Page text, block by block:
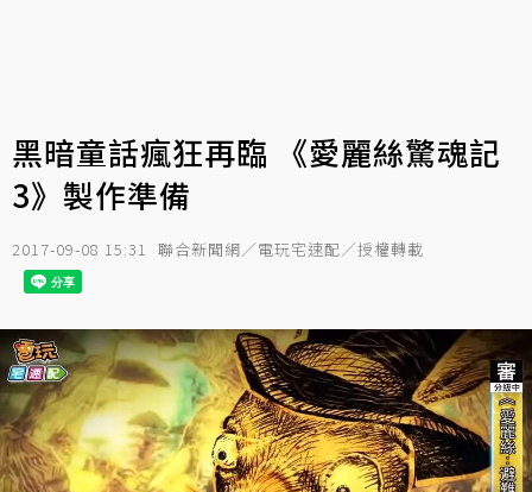
黑暗童話瘋狂再臨 《愛麗絲驚魂記
3》製作準備
2017-09-08 15:31 聯合新聞網／電玩宅速配／授權轉載